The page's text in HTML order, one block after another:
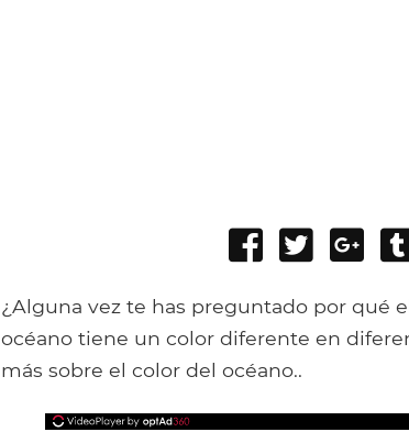
Share
Facebook
Tweet
Share
¿Alguna vez te has preguntado por qué
océano tiene un color diferente en
más sobre el color del océano..